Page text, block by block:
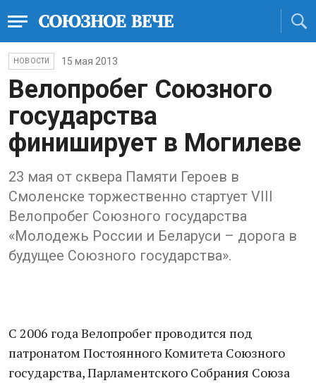
НОВОСТИ 15 мая 2013
Велопробег Союзного
государства
финиширует в Могилеве
23 мая от сквера Памяти Героев в
Смоленске торжественно стартует VIII
Велопробег Союзного государства
«Молодежь России и Беларуси – дорога в
будущее Союзного государства».
С 2006 года Велопробег проводится под
патронатом Постоянного Комитета Союзного
государства, Парламентского Собрания Союза